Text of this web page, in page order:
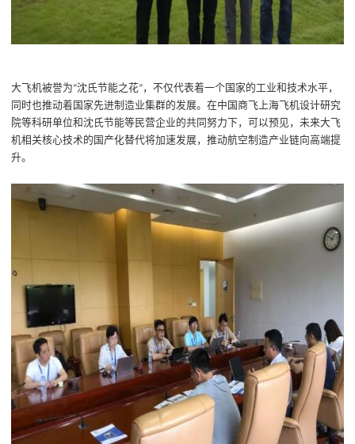
大飞机被誉为“沈氏节能之花”，不仅代表着一个国家的工业和技术水平，
同时也推动着国家先进制造业集群的发展。在中国商飞上海飞机设计研究
院等科研单位和沈氏节能等民营企业的共同努力下，可以预见，未来大飞
机相关核心技术的国产化替代将加速发展，推动航空制造产业链向高端提
升。